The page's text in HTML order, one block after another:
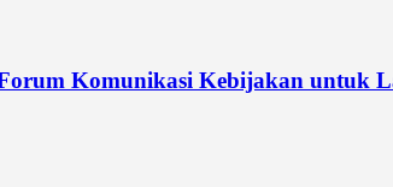
Komunikasi Kebijakan untuk